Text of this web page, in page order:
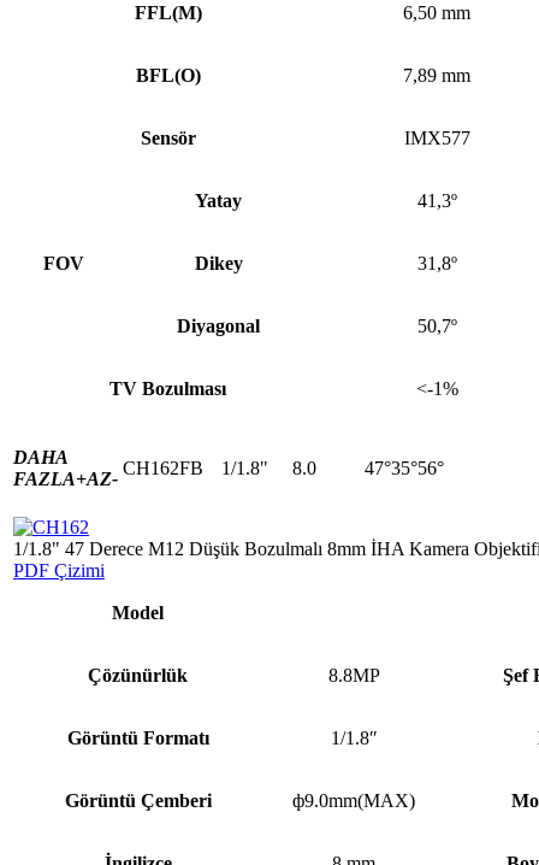
FFL(M) 6,50 mm
BFL(O) 7,89 mm
Sensör IMX577
FOV
Yatay 41,3º
Dikey 31,8º
Diyagonal 50,7º
TV Bozulması <-1%
DAHA
FAZLA+AZ-
CH162FB 1/1.8" 8.0 47°35°56°
1/1.8" 47 Derece M12 Düşük Bozulmalı 8mm İHA Kamera
PDF Çizimi
Model
Çözünürlük 8.8MP Şef
Görüntü Formatı 1/1.8″
Görüntü Çemberi ф9.0mm(MAX)